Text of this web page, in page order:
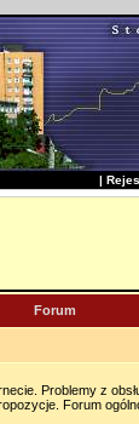
|
Forum
Problemy z
Forum